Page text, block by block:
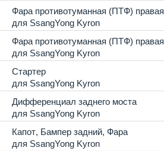
Фара противотуманная (ПТФ) правая
для SsangYong Kyron
Фара противотуманная (ПТФ) правая
для SsangYong Kyron
Стартер
для SsangYong Kyron
Дифференциал заднего моста
для SsangYong Kyron
Капот, Бампер задний, Фара
для SsangYong Kyron